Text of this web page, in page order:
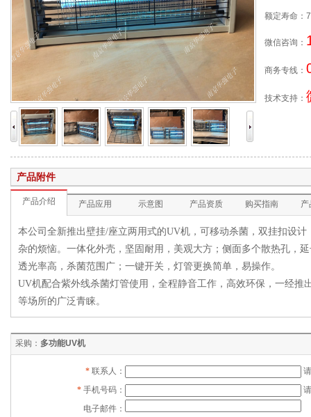
额定寿命：
微信咨询：
商务专线：
技术支持：
产品附件
产品介绍 产品应用 示意图 产品资质 购买指南 产
本公司全新推出壁挂/座立两用式的UV机，可移动杀菌，双挂扣设
杂的烦恼。一体化外壳，坚固耐用，美观大方；侧面多个散热孔，
透光率高 ， 杀菌范围广；一键开关，灯管更换简单，易操作。
UV机配合紫外线杀菌灯管使用，全程静音工作，高效环保，一经推
等场所的广泛青睐。
采购： 多功能UV机
* 联系人：
* 手机号码：
电子邮件：